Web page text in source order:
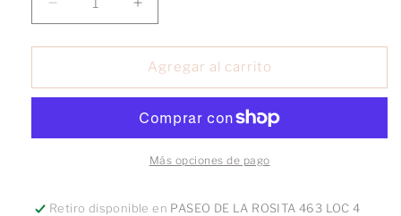
Reducir
cantidad
para
Hoja
Aumentar
cantidad
para
Arete
Hoja
zirconia
Agregar al carrito
Más opciones de pago
Retiro disponible en PASEO DE LA ROSITA 463 LOC 4